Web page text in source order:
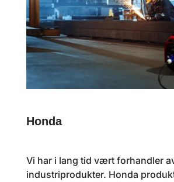
Honda
Vi har i lang tid vært forhandler
industriprodukter. Honda